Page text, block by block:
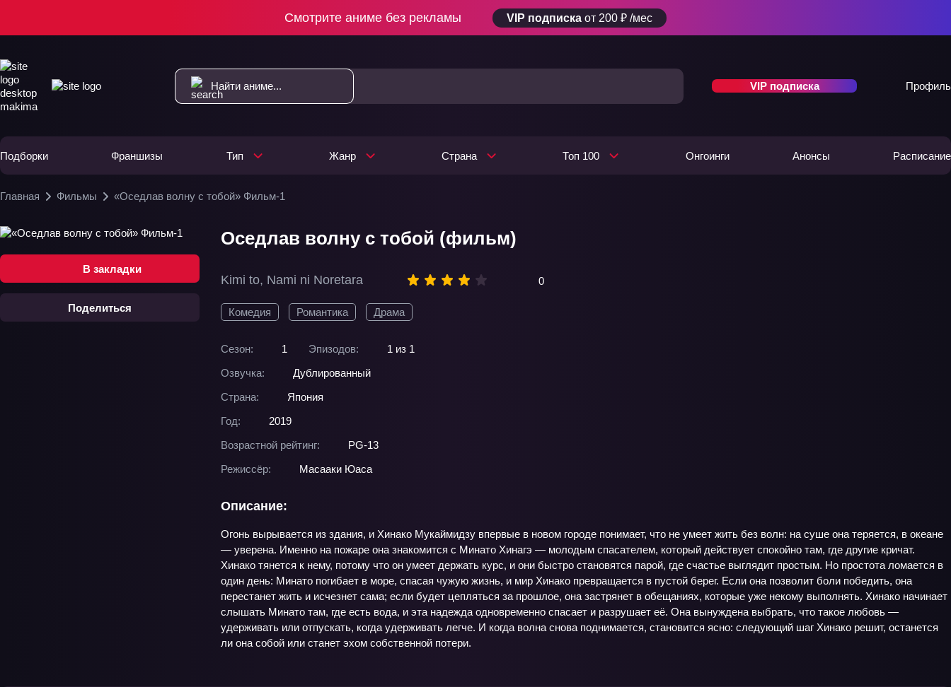
Смотрите аниме без рекламы VIP подписка от 200 ₽ /мес
VIP подписка Профиль
Подборки Франшизы Тип Жанр Страна Топ 100 Онгоинги Анонсы Расписание
Главная Фильмы «Оседлав волну с тобой» Фильм-1
В закладки
Поделиться
Оседлав волну с тобой (фильм)
Kimi to, Nami ni Noretara 0
Комедия Романтика Драма
Сезон: 1 Эпизодов:
1 из 1
Озвучка:
Дублированный
Страна:
Япония
Год:
2019
Возрастной рейтинг:
PG-13
Режиссёр:
Масааки Юаса
Описание:
Огонь вырывается из здания, и Хинако Мукаймидзу впервые в новом городе понимает, что не умеет жить без волн: на суше она теряется, в океане
— уверена. Именно на пожаре она знакомится с Минато Хинагэ — молодым спасателем, который действует спокойно там, где другие кричат.
Хинако тянется к нему, потому что он умеет держать курс, и они быстро становятся парой, где счастье выглядит простым. Но простота ломается в
один день: Минато погибает в море, спасая чужую жизнь, и мир Хинако превращается в пустой берег. Если она позволит боли победить, она
перестанет жить и исчезнет сама; если будет цепляться за прошлое, она застрянет в обещаниях, которые уже некому выполнять. Хинако начинает
слышать Минато там, где есть вода, и эта надежда одновременно спасает и разрушает её. Она вынуждена выбрать, что такое любовь —
удерживать или отпускать, когда удерживать легче. И когда волна снова поднимается, становится ясно: следующий шаг Хинако решит, останется
ли она собой или станет эхом собственной потери.